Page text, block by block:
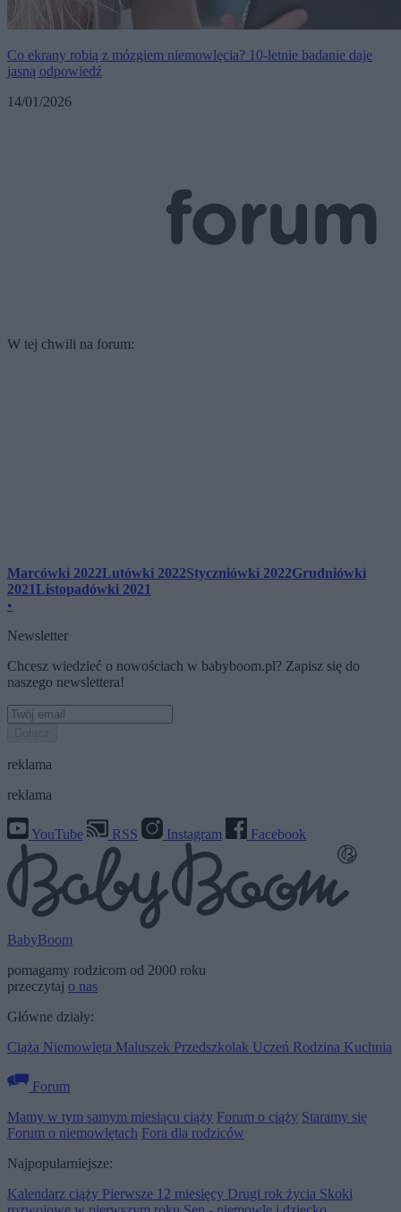
Co ekrany robią z mózgiem niemowlęcia? 10-letnie badanie daje
jasną odpowiedź
14/01/2026
W tej chwili na forum:
Marcówki 2022Lutówki 2022Styczniówki 2022Grudniówki
2021Listopadówki 2021
•
Newsletter
Chcesz wiedzieć o nowościach w babyboom.pl? Zapisz się do
naszego newslettera!
reklama
reklama
YouTube RSS Instagram Facebook
BabyBoom
pomagamy rodzicom od 2000 roku
przeczytaj o nas
Główne działy:
Ciąża Niemowlęta Maluszek Przedszkolak Uczeń Rodzina Kuchnia
Forum
Mamy w tym samym miesiącu ciąży Forum o ciąży Staramy się
Forum o niemowlętach Fora dla rodziców
Najpopularniejsze:
Kalendarz ciąży Pierwsze 12 miesięcy Drugi rok życia Skoki